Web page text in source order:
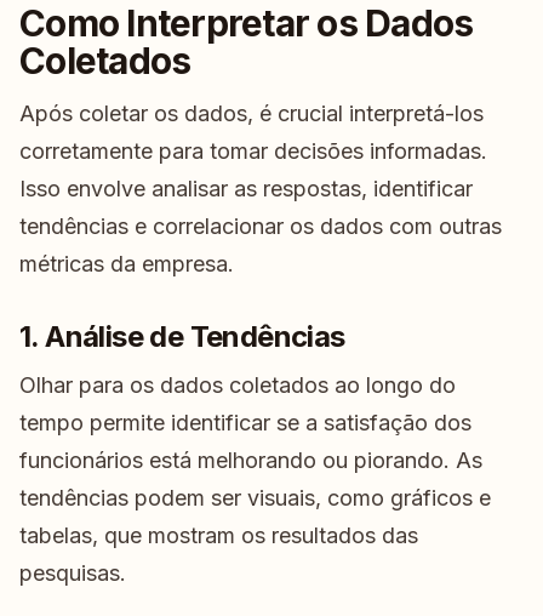
Como Interpretar os Dados
Coletados
Após coletar os dados, é crucial interpretá-los
corretamente para tomar decisões informadas.
Isso envolve analisar as respostas, identificar
tendências e correlacionar os dados com outras
métricas da empresa.
1. Análise de Tendências
Olhar para os dados coletados ao longo do
tempo permite identificar se a satisfação dos
funcionários está melhorando ou piorando. As
tendências podem ser visuais, como gráficos e
tabelas, que mostram os resultados das
pesquisas.